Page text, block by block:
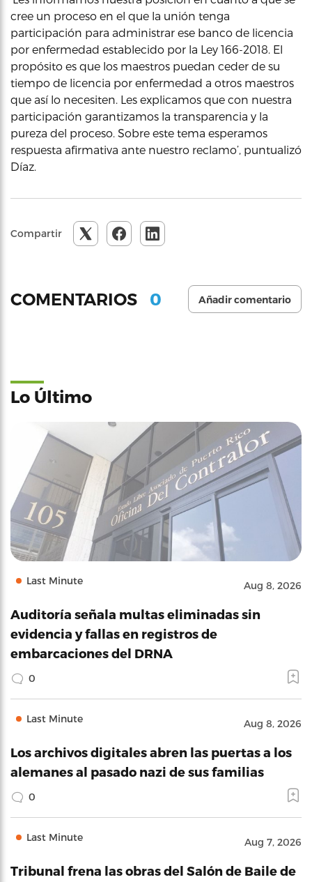
cree un proceso en el que la unión tenga
participación para administrar ese banco de licencia
por enfermedad establecido por la Ley 166-2018. El
propósito es que los maestros puedan ceder de su
tiempo de licencia por enfermedad a otros maestros
que así lo necesiten. Les explicamos que con nuestra
participación garantizamos la transparencia y la
pureza del proceso. Sobre este tema esperamos
respuesta afirmativa ante nuestro reclamo’, puntualizó
Díaz.
Compartir
COMENTARIOS 0 Añadir comentario
Lo Último
Last Minute Aug 8, 2026
Auditoría señala multas eliminadas sin
evidencia y fallas en registros de
embarcaciones del DRNA
0
Last Minute Aug 8, 2026
Los archivos digitales abren las puertas a los
alemanes al pasado nazi de sus familias
0
Last Minute Aug 7, 2026
Tribunal frena las obras del Salón de Baile de